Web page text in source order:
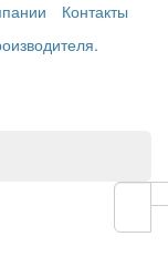
Контакты